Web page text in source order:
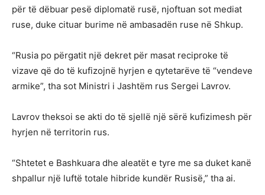
për të dëbuar pesë diplomatë rusë, njoftuan sot mediat
ruse, duke cituar burime në ambasadën ruse në Shkup.
“Rusia po përgatit një dekret për masat reciproke të
vizave që do të kufizojnë hyrjen e qytetarëve të “vendeve
armike”, tha sot Ministri i Jashtëm rus Sergei Lavrov.
Lavrov theksoi se akti do të sjellë një sërë kufizimesh për
hyrjen në territorin rus.
“Shtetet e Bashkuara dhe aleatët e tyre me sa duket kanë
shpallur një luftë totale hibride kundër Rusisë,” tha ai.